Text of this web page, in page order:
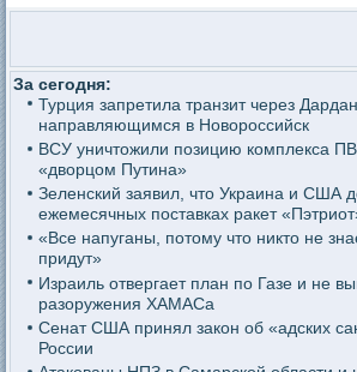
За сегодня:
Турция запретила транзит через
направляющимся в Новороссийск
ВСУ уничтожили позицию комплекса
«дворцом Путина»
Зеленский заявил, что Украина и США
ежемесячных поставках ракет
«Все напуганы, потому что никто не
придут»
Израиль отвергает план по Газе и не
разоружения ХАМАСа
Сенат США принял закон об «адских
России